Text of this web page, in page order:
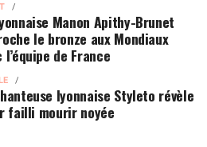
Manon Apithy-Brunet
le bronze aux Mondiaux
l’équipe de France
lyonnaise Styleto révèle
failli mourir noyée